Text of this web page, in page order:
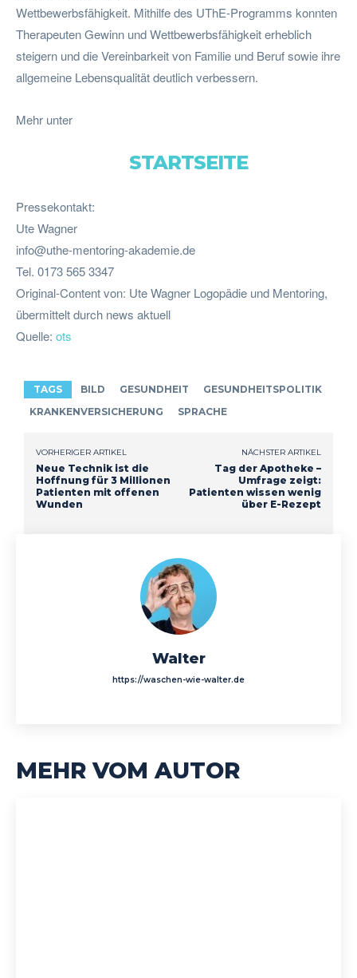
Wettbewerbsfähigkeit. Mithilfe des UThE-Programms konnten
Therapeuten Gewinn und Wettbewerbsfähigkeit erheblich
steigern und die Vereinbarkeit von Familie und Beruf sowie ihre
allgemeine Lebensqualität deutlich verbessern.
Mehr unter
STARTSEITE
Pressekontakt:
Ute Wagner
info@uthe-mentoring-akademie.de
Tel. 0173 565 3347
Original-Content von: Ute Wagner Logopädie und Mentoring,
übermittelt durch news aktuell
Quelle: ots
TAGS BILD GESUNDHEIT
GESUNDHEITSPOLITIK
KRANKENVERSICHERUNG
SPRACHE
VORHERIGER ARTIKEL
Neue Technik ist die
Hoffnung für 3 Millionen
Patienten mit offenen
Wunden
NÄCHSTER ARTIKEL
Tag der Apotheke –
Umfrage zeigt:
Patienten wissen wenig
über E-Rezept
Walter
https://waschen-wie-walter.de
MEHR VOM AUTOR